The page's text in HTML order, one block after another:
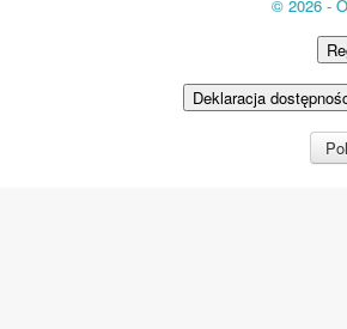
© 2026 -
Deklaracja